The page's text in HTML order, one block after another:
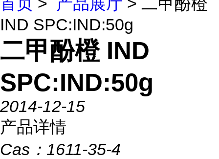
IND SPC:IND:50g
二甲酚橙 IND
SPC:IND:50g
2014-12-15
产品详情
Cas： 1611-35-4